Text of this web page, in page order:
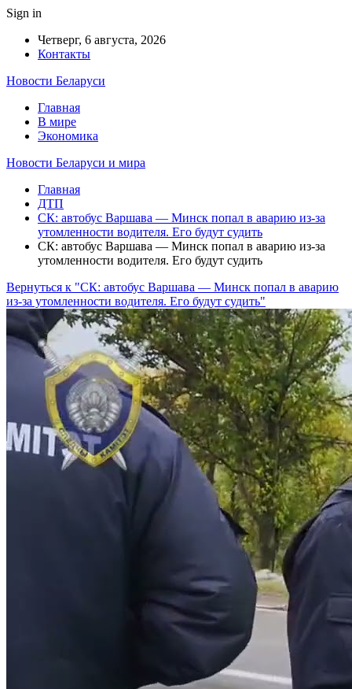
Sign in
Четверг, 6 августа, 2026
Контакты
Новости Беларуси
Главная
В мире
Экономика
Новости Беларуси и мира
Главная
ДТП
СК: автобус Варшава — Минск попал в аварию из-за
утомленности водителя. Его будут судить
СК: автобус Варшава — Минск попал в аварию из-за
утомленности водителя. Его будут судить
Вернуться к "СК: автобус Варшава — Минск попал в аварию
из-за утомленности водителя. Его будут судить"